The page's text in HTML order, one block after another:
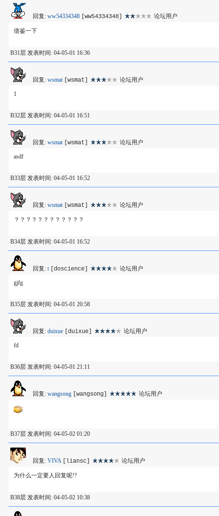
回复: ww54334348 [ww54334348] 论坛用户
借鉴一下
B31层 发表时间: 04-05-01 16:36
回复: wsmat [wsmat] 论坛用户
1
B32层 发表时间: 04-05-01 16:51
回复: wsmat [wsmat] 论坛用户
asdf
B33层 发表时间: 04-05-01 16:52
回复: wsmat [wsmat] 论坛用户
？？？？？？？？？？？？
B34层 发表时间: 04-05-01 16:52
回复: t [doscience] 论坛用户
gjfg
B35层 发表时间: 04-05-01 20:58
回复: duixue [duixue] 论坛用户
fd
B36层 发表时间: 04-05-01 21:11
回复: wangsong [wangsong] 论坛用户
B37层 发表时间: 04-05-02 01:20
回复: VIVA [liansc] 论坛用户
为什么一定要人回复呢!?
B38层 发表时间: 04-05-02 10:38